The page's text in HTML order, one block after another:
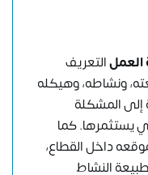
التعريف
ونشاطه، وهيكله
إلى المشكلة
يستثمرها. كما
داخل القطاع،
النشاط